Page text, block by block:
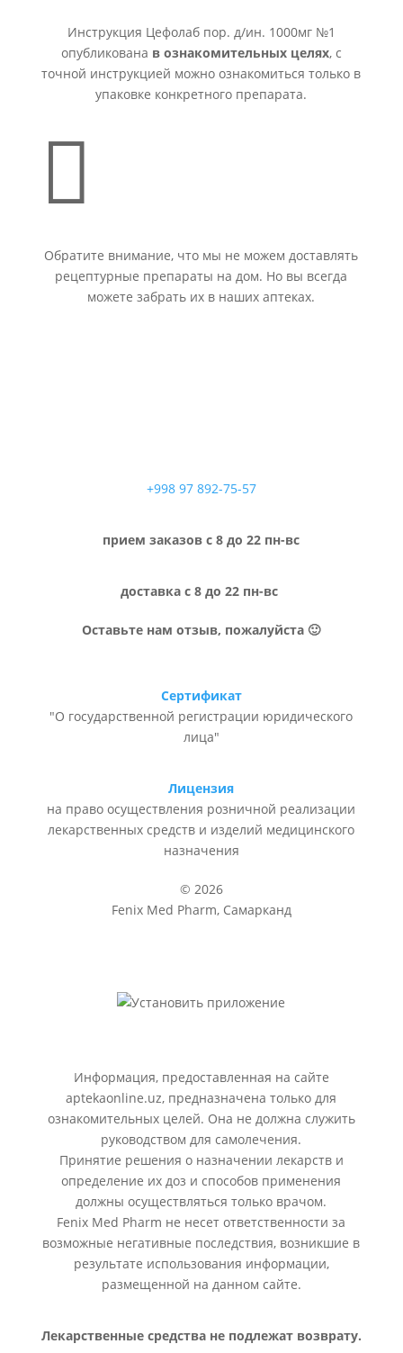
Инструкция Цефолаб пор. д/ин. 1000мг №1
опубликована в ознакомительных целях, с
точной инструкцией можно ознакомиться только в
упаковке конкретного препарата.

Обратите внимание, что мы не можем доставлять
рецептурные препараты на дом. Но вы всегда
можете забрать их в наших аптеках.
+998 97 892-75-57
прием заказов с 8 до 22 пн-вс
доставка с 8 до 22 пн-вс
Оставьте нам отзыв, пожалуйста 🙂
Сертификат
"О государственной регистрации юридического
лица"
Лицензия
на право осуществления розничной реализации
лекарственных средств и изделий медицинского
назначения
© 2026
Fenix Med Pharm, Самарканд
Информация, предоставленная на сайте
aptekaonline.uz, предназначена только для
ознакомительных целей. Она не должна служить
руководством для самолечения.
Принятие решения о назначении лекарств и
определение их доз и способов применения
должны осуществляться только врачом.
Fenix Med Pharm не несет ответственности за
возможные негативные последствия, возникшие в
результате использования информации,
размещенной на данном сайте.
Лекарственные средства не подлежат возврату.